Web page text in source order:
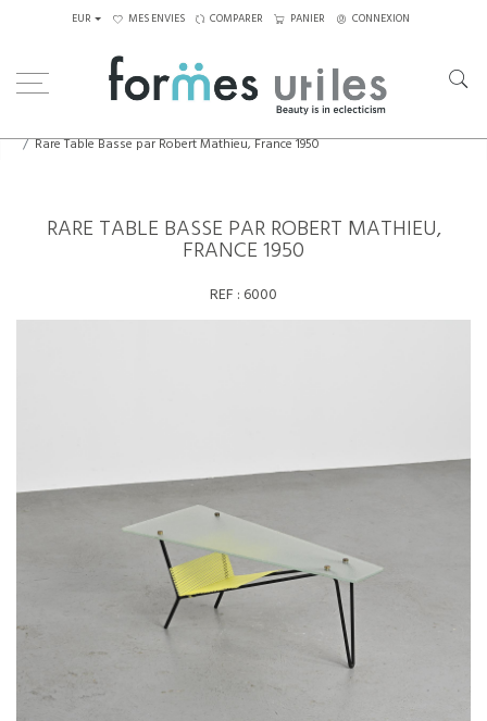
EUR MES ENVIES COMPARER PANIER CONNEXION
Rare Table Basse par Robert Mathieu, France 1950
RARE TABLE BASSE PAR ROBERT MATHIEU,
FRANCE 1950
REF : 6000